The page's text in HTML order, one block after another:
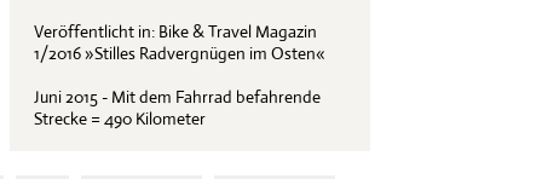
Veröffentlicht in: Bike & Travel Magazin
1/2016 »Stilles Radvergnügen im Osten«
Juni 2015 - Mit dem Fahrrad befahrende
Strecke = 490 Kilometer